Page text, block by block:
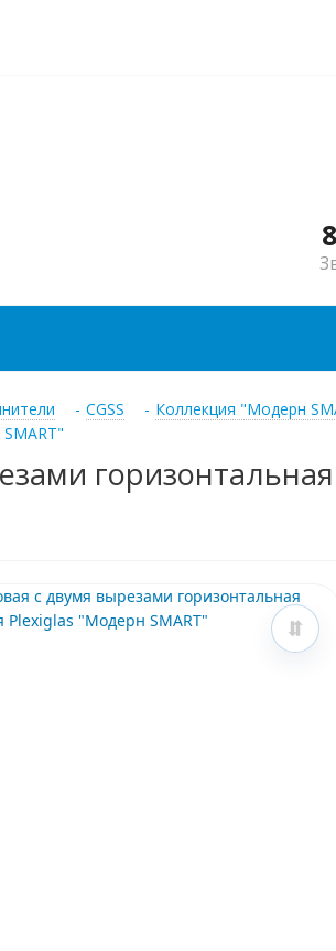
- CGSS - Коллекция "Модерн